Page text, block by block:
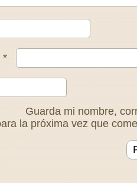
*
Guarda mi nombre,
la próxima vez que